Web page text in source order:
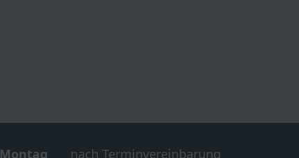
Montag nach Terminvereinbarung